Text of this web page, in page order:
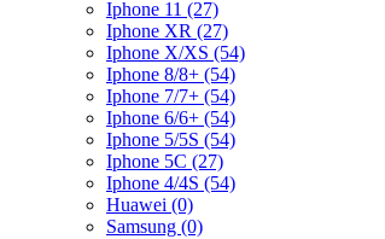
Iphone 11 (27)
Iphone XR (27)
Iphone X/XS (54)
Iphone 8/8+ (54)
Iphone 7/7+ (54)
Iphone 6/6+ (54)
Iphone 5/5S (54)
Iphone 5C (27)
Iphone 4/4S (54)
Huawei (0)
Samsung (0)